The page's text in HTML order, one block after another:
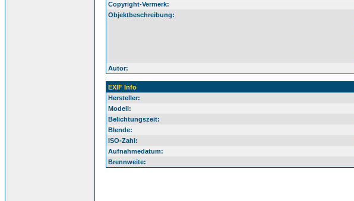
Copyright-Vermerk:
Objektbeschreibung:
Autor:
EXIF Info
Hersteller:
Modell:
Belichtungszeit:
Blende:
ISO-Zahl:
Aufnahmedatum:
Brennweite: